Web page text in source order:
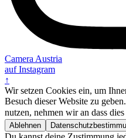
Camera Austria
auf Instagram
↑
Wir setzen Cookies ein, um
Besuch dieser Website zu
nutzen, nehmen wir an dass
Ablehnen